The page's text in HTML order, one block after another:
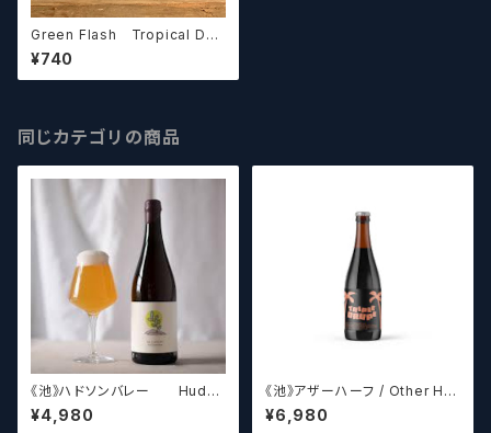
Green Flash Tropical DN
A / グリーンフラッシュ ロピ
カル DNA【クラフトビール】
¥740
同じカテゴリの商品
《池》ハドソンバレー Hudso
n Valley Blossom
¥4,980
《池》アザーハーフ / Other Hal
f Brewing Triple Drupe【ク
ラフトビールシザーズ】
¥6,980